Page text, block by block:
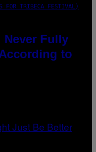
FOR TRIBECA FESTIVAL)
Never Fully
to